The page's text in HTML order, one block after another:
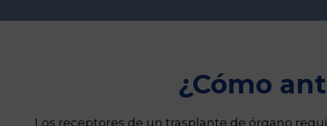
¿Cómo
Los receptores de un trasplante de órgano